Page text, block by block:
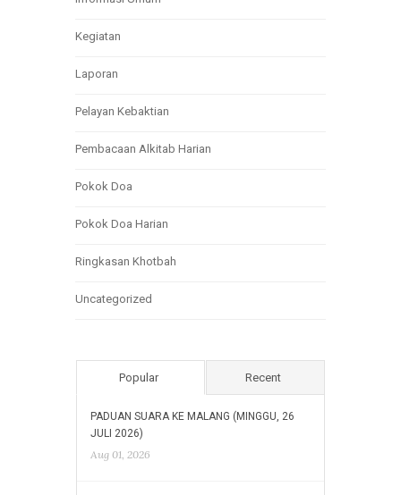
Kegiatan
Laporan
Pelayan Kebaktian
Pembacaan Alkitab Harian
Pokok Doa
Pokok Doa Harian
Ringkasan Khotbah
Uncategorized
Popular Recent
PADUAN SUARA KE MALANG (MINGGU, 26
JULI 2026)
Aug 01, 2026